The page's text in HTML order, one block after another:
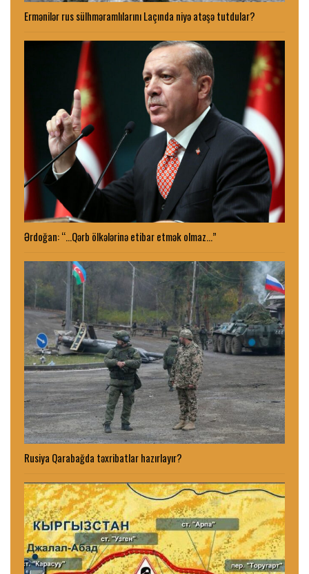
Ermənilər rus sülhməramlılarını Laçında niyə atəşə tutdular?
Ərdoğan: “…Qərb ölkələrinə etibar etmək olmaz…”
Rusiya Qarabağda təxribatlar hazırlayır?